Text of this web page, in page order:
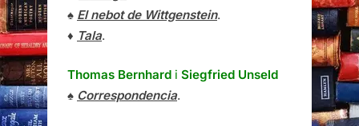
♠ El nebot de Wittgenstein.
♦ Tala.
Thomas Bernhard i Siegfried Unseld
♠ Correspondencia.